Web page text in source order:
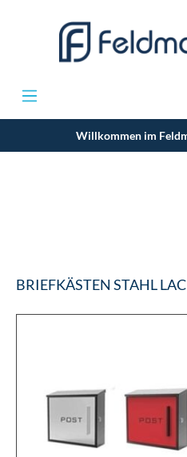
Willkommen im
BRIEFKÄSTEN STAHL